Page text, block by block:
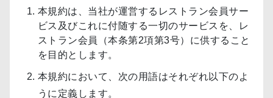
本規約は、当社が運営するレストラン会員サー
ビス及びこれに付随する一切のサービスを、レ
ストラン会員（本条第2項第3号）に供すること
を目的とします。
本規約において、次の用語はそれぞれ以下のよ
うに定義します。